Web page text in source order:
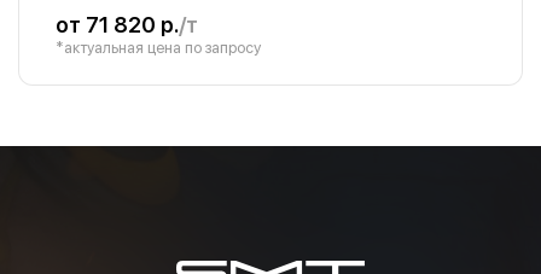
от 71 820 р./т
*актуальная цена по запросу